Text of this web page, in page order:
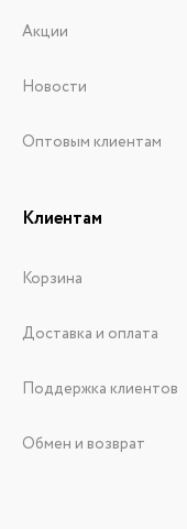
Акции
Новости
Оптовым клиентам
Клиентам
Корзина
Доставка и оплата
Поддержка клиентов
Обмен и возврат